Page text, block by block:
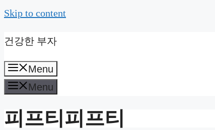
Skip to content
건강한 부자
Menu
Menu
피프티피프티